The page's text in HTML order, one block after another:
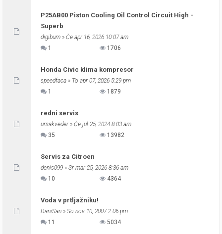
P25AB00 Piston Cooling Oil Control Circuit High -
Superb
digibum » Če apr 16, 2026 10:07 am
1
1706
Honda Civic klima kompresor
speedfaca » To apr 07, 2026 5:29 pm
1
1879
redni servis
ursakveder» Če jul 25, 2024 8:03 am
35
13982
Servis za Citroen
denis099 » Sr mar 25, 2026 8:36 am
10
4364
Voda v prtljažniku!
DaniSan » So nov 10, 2007 2:06 pm
11
5034